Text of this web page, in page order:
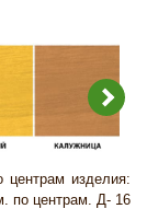
изделия:
по центрам. Д- 16